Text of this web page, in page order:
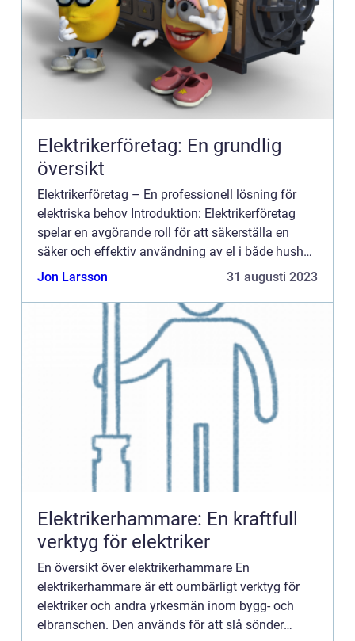
Elektrikerföretag: En grundlig
översikt
Elektrikerföretag – En professionell lösning för
elektriska behov Introduktion: Elektrikerföretag
spelar en avgörande roll för att säkerställa en
säker och effektiv användning av el i både hushåll
och kommersiella miljöer. Dessa professionella ...
Jon Larsson 31 augusti 2023
Elektrikerhammare: En kraftfull
verktyg för elektriker
En översikt över elektrikerhammare En
elektrikerhammare är ett oumbärligt verktyg för
elektriker och andra yrkesmän inom bygg- och
elbranschen. Den används för att slå sönder